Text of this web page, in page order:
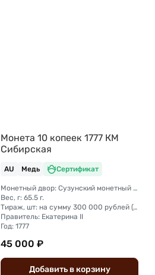
Монета 10 копеек 1777 КМ
Сибирская
AU Медь Сертификат
Монетный двор: Сузунский монетный двор (Сибирь)
Вес, г: 65.5 г.
Тираж, шт: на сумму 300 000 рублей (сумма 10 копеек + 5 копеек +2 копейки + 1 копейка + денга + полушка)
Правитель: Екатерина II
Год: 1777
45 000 ₽
Добавить вкорзину